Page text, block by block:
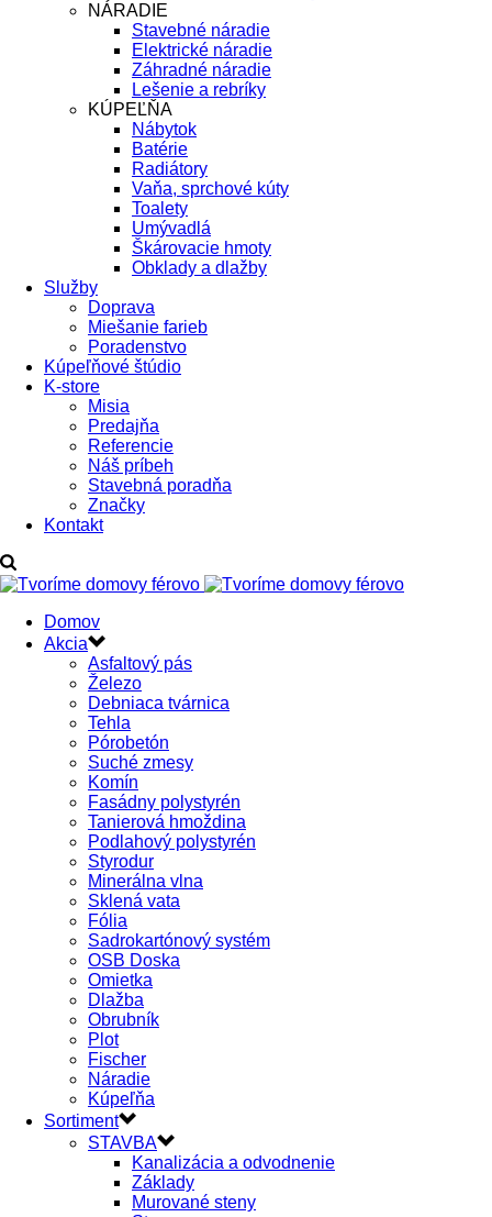
NÁRADIE
Stavebné náradie
Elektrické náradie
Záhradné náradie
Lešenie a rebríky
KÚPEĽŇA
Nábytok
Batérie
Radiátory
Vaňa, sprchové kúty
Toalety
Umývadlá
Škárovacie hmoty
Obklady a dlažby
Služby
Doprava
Miešanie farieb
Poradenstvo
Kúpeľňové štúdio
K-store
Misia
Predajňa
Referencie
Náš príbeh
Stavebná poradňa
Značky
Kontakt
Domov
Akcia
Asfaltový pás
Železo
Debniaca tvárnica
Tehla
Pórobetón
Suché zmesy
Komín
Fasádny polystyrén
Tanierová hmoždina
Podlahový polystyrén
Styrodur
Minerálna vlna
Sklená vata
Fólia
Sadrokartónový systém
OSB Doska
Omietka
Dlažba
Obrubník
Plot
Fischer
Náradie
Kúpeľňa
Sortiment
STAVBA
Kanalizácia a odvodnenie
Základy
Murované steny